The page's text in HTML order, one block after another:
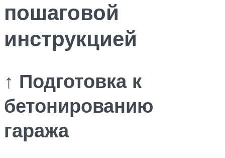
пошаговой
инструкцией
↑ Подготовка к
бетонированию
гаража